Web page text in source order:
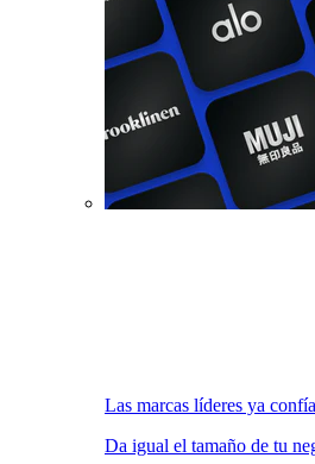
Las marcas líderes ya
Da igual el tamaño de tu